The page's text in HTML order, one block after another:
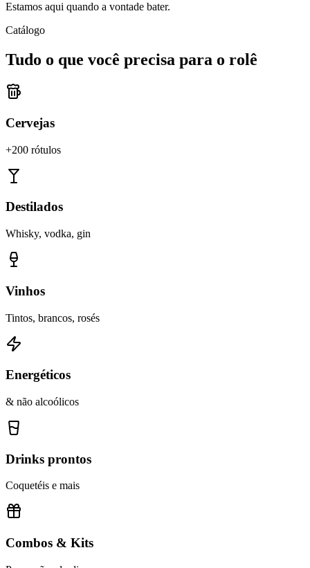
Estamos aqui quando a vontade bater.
Catálogo
Tudo o que você precisa para o rolê
Cervejas
+200 rótulos
Destilados
Whisky, vodka, gin
Vinhos
Tintos, brancos, rosés
Energéticos
& não alcoólicos
Drinks prontos
Coquetéis e mais
Combos & Kits